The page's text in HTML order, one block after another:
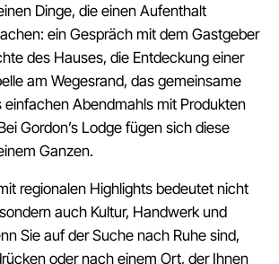
Dinge, die einen Aufenthalt
ein Gespräch mit dem Gastgeber
des Hauses, die Entdeckung einer
am Wegesrand, das gemeinsame
einfachen Abendmahls mit Produkten
Gordon’s Lodge fügen sich diese
Ganzen.
regionalen Highlights bedeutet nicht
auch Kultur, Handwerk und
Sie auf der Suche nach Ruhe sind,
oder nach einem Ort, der Ihnen